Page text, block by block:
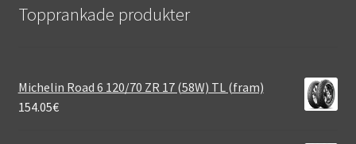
Topprankade produkter
Michelin Road 6 120/70 ZR 17 (58W) TL (fram)
154.05€